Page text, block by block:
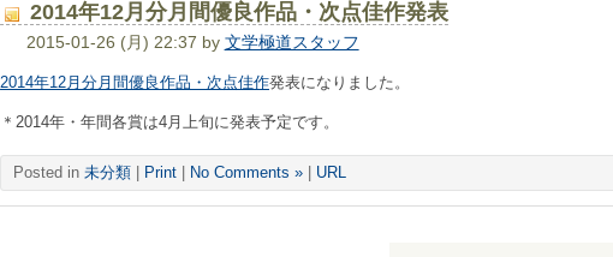
2014年12月分月間優良作品・次点佳作発表
2015-01-26 (月) 22:37 by 文学極道スタッフ
2014年12月分月間優良作品・次点佳作発表になりました。
＊2014年・年間各賞は4月上旬に発表予定です。
Posted in 未分類 Print No Comments » URL